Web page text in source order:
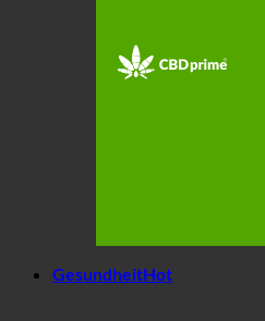
Gesundheit